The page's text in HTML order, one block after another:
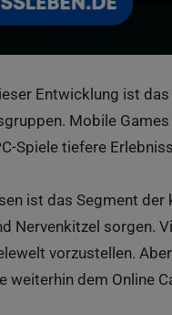
Entwicklung ist
Mobile
Spiele tiefere
ist das Segment
Nervenkitzel sorgen.
vorzustellen.
dem Online